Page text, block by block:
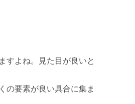
すよね。見た目が良いと
の要素が良い具合に集ま